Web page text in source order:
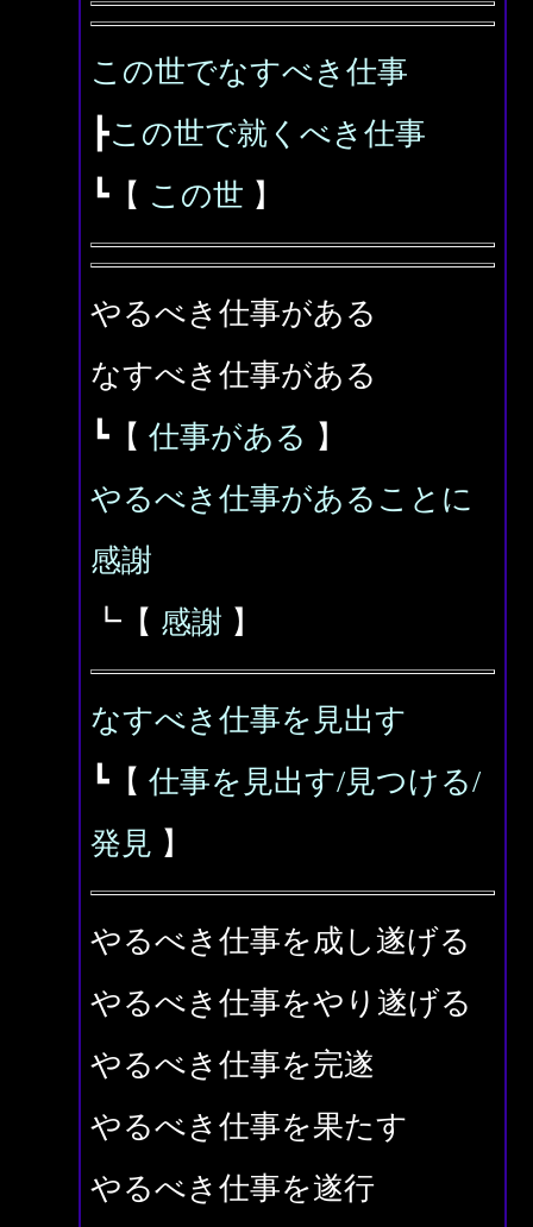
この世でなすべき仕事
┣この世で就くべき仕事
┗【 この世 】
やるべき仕事がある
なすべき仕事がある
┗【 仕事がある 】
やるべき仕事があることに
感謝
┗【 感謝 】
なすべき仕事を見出す
┗【 仕事を見出す/見つける/
発見 】
やるべき仕事を成し遂げる
やるべき仕事をやり遂げる
やるべき仕事を完遂
やるべき仕事を果たす
やるべき仕事を遂行